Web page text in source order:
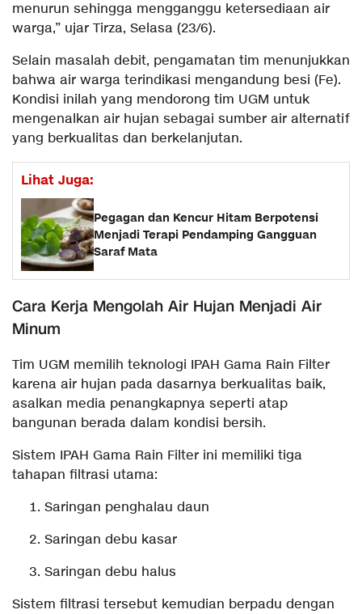
menurun sehingga mengganggu ketersediaan air
warga,” ujar Tirza, Selasa (23/6).
Selain masalah debit, pengamatan tim menunjukkan
bahwa air warga terindikasi mengandung besi (Fe).
Kondisi inilah yang mendorong tim UGM untuk
mengenalkan air hujan sebagai sumber air alternatif
yang berkualitas dan berkelanjutan.
Lihat Juga:
Pegagan dan Kencur Hitam Berpotensi
Menjadi Terapi Pendamping Gangguan
Saraf Mata
Cara Kerja Mengolah Air Hujan Menjadi Air
Minum
Tim UGM memilih teknologi IPAH Gama Rain Filter
karena air hujan pada dasarnya berkualitas baik,
asalkan media penangkapnya seperti atap
bangunan berada dalam kondisi bersih.
Sistem IPAH Gama Rain Filter ini memiliki tiga
tahapan filtrasi utama:
Saringan penghalau daun
Saringan debu kasar
Saringan debu halus
Sistem filtrasi tersebut kemudian berpadu dengan